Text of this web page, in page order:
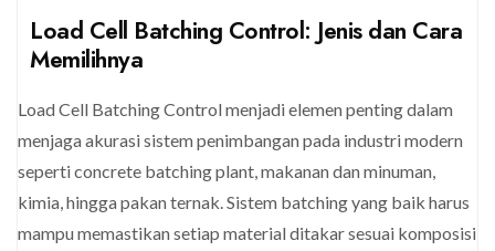
Load Cell Batching Control: Jenis dan Cara
Memilihnya
Load Cell Batching Control menjadi elemen penting dalam
menjaga akurasi sistem penimbangan pada industri modern
seperti concrete batching plant, makanan dan minuman,
kimia, hingga pakan ternak. Sistem batching yang baik harus
mampu memastikan setiap material ditakar sesuai komposisi